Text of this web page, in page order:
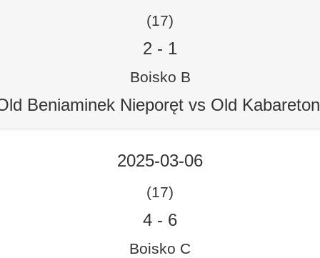
(17)
2 - 1
Boisko B
Beniaminek Nieporęt vs Old
2025-03-06
(17)
4 - 6
Boisko C